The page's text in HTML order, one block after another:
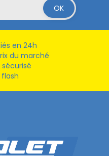
en 24h
du marché